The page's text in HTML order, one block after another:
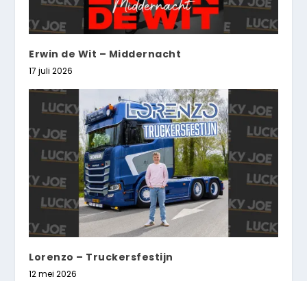
Erwin de Wit – Middernacht
17 juli 2026
Lorenzo – Truckersfestijn
12 mei 2026